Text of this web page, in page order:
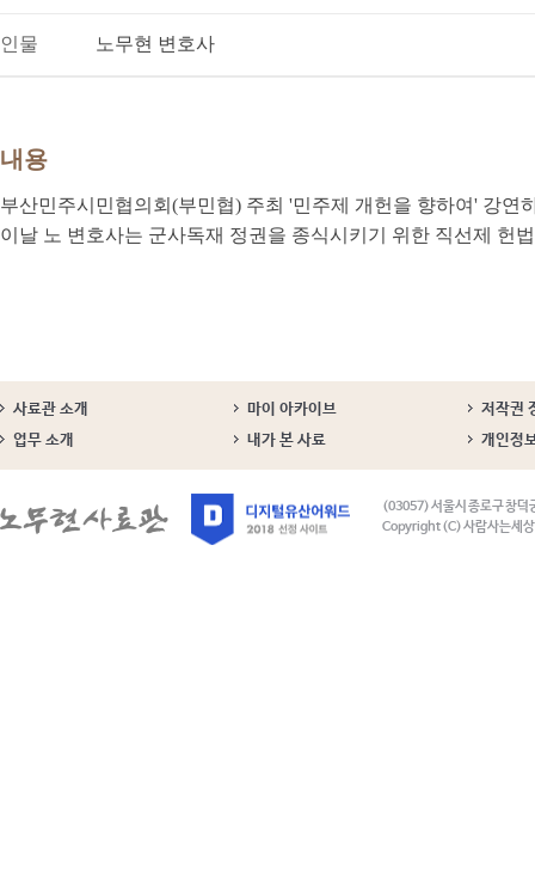
인물 노무현 변호사
내용
부산민주시민협의회(부민협) 주최 '민주제 개헌을 향하여' 강연
이날 노 변호사는 군사독재 정권을 종식시키기 위한 직선제 헌
사료관 소개 마이 아카이브
저작권
업무 소개
내가 본 사료 개인정
(03057) 서울시 종로구 창덕
Copyright (C) 사람사는세